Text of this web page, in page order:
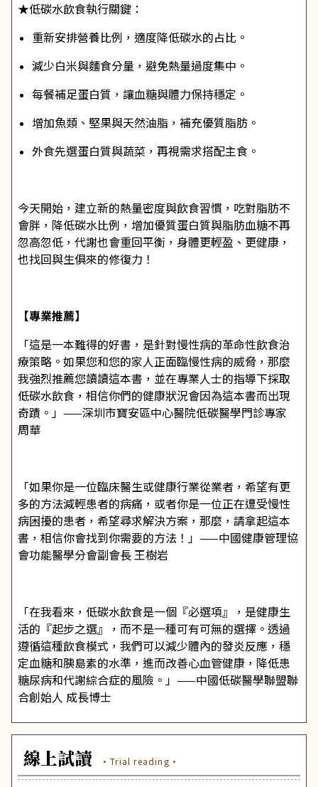
★低碳水飲食執行關鍵：
重新安排營養比例，適度降低碳水的占比。
減少白米與麵食分量，避免熱量過度集中。
每餐補足蛋白質，讓血糖與體力保持穩定。
增加魚類、堅果與天然油脂，補充優質脂肪。
外食先選蛋白質與蔬菜，再視需求搭配主食。
今天開始，建立新的熱量密度與飲食習慣，吃對脂肪不
會胖，降低碳水比例，增加優質蛋白質與脂肪血糖不再
忽高忽低，代謝也會重回平衡，身體更輕盈、更健康，
也找回與生俱來的修復力！
【專業推薦】
「這是一本難得的好書，是針對慢性病的革命性飲食治
療策略。如果您和您的家人正面臨慢性病的威脅，那麼
我強烈推薦您讀讀這本書，並在專業人士的指導下採取
低碳水飲食，相信你們的健康狀況會因為這本書而出現
奇蹟。」——深圳市寶安區中心醫院低碳醫學門診專家
周華
「如果你是一位臨床醫生或健康行業從業者，希望有更
多的方法減輕患者的病痛，或者你是一位正在遭受慢性
病困擾的患者，希望尋求解決方案，那麼，請拿起這本
書，相信你會找到你需要的方法！」——中國健康管理協
會功能醫學分會副會長 王樹岩
「在我看來，低碳水飲食是一個『必選項』，是健康生
活的『起步之選』，而不是一種可有可無的選擇。透過
遵循這種飲食模式，我們可以減少體內的發炎反應，穩
定血糖和胰島素的水準，進而改善心血管健康，降低患
糖尿病和代謝綜合症的風險。」——中國低碳醫學聯盟聯
合創始人 成長博士
線上試讀 ·Trial reading·